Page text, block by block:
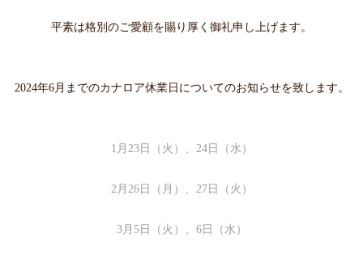
平素は格別のご愛顧を賜り厚く御礼申し上げます。
2024年6月までのカナロア休業日についてのお知らせを致します。
1月23日（火）、24日（水）
2月26日（月）、27日（火 ）
3月5日（火）、6日（水）